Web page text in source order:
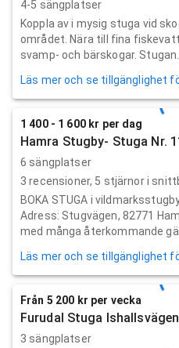
4-5 sängplatser
Koppla av i mysig stuga vid
området. Nära till fina
svamp- och bärskogar. Stugan...
Läs mer och se tillgänglighet
1 400 - 1 600 kr per dag
Hamra Stugby- Stuga Nr.
6 sängplatser
3 recensioner, 5 stjärnor i
BOKA STUGA i
Adress: Stugvägen, 82771
med många återkommande
Läs mer och se tillgänglighet
Från 5 200 kr per vecka
Furudal Stuga
3 sängplatser